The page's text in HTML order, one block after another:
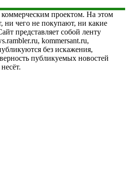
проектом. На этом
ни чего не покупают, ни какие
представляет собой ленту
kommersant.ru,
без искажения,
публикуемых новостей